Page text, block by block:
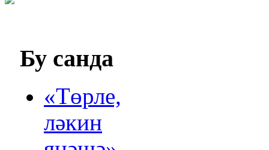
Бу санда
«Төрле,
ләкин